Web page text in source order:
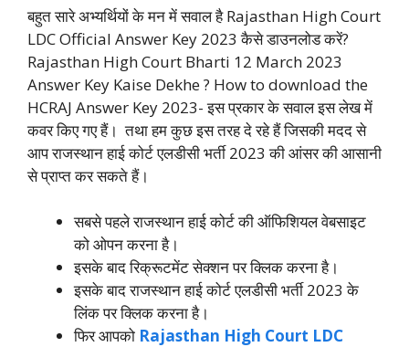
बहुत सारे अभ्यर्थियों के मन में सवाल है Rajasthan High Court
LDC Official Answer Key 2023 कैसे डाउनलोड करें?
Rajasthan High Court Bharti 12 March 2023
Answer Key Kaise Dekhe ? How to download the
HCRAJ Answer Key 2023- इस प्रकार के सवाल इस लेख में
कवर किए गए हैं। तथा हम कुछ इस तरह दे रहे हैं जिसकी मदद से
आप राजस्थान हाई कोर्ट एलडीसी भर्ती 2023 की आंसर की आसानी
से प्राप्त कर सकते हैं।
सबसे पहले राजस्थान हाई कोर्ट की ऑफिशियल वेबसाइट
को ओपन करना है।
इसके बाद रिक्रूटमेंट सेक्शन पर क्लिक करना है।
इसके बाद राजस्थान हाई कोर्ट एलडीसी भर्ती 2023 के
लिंक पर क्लिक करना है।
फिर आपको Rajasthan High Court LDC